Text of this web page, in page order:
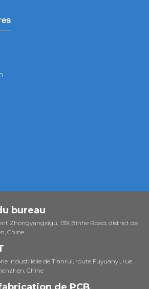
bureau
Zhongyangxigu, 139, Binhe Road, district de
Chine
industrielle de Tianrui, route Fuyuanyi, rue
Chine